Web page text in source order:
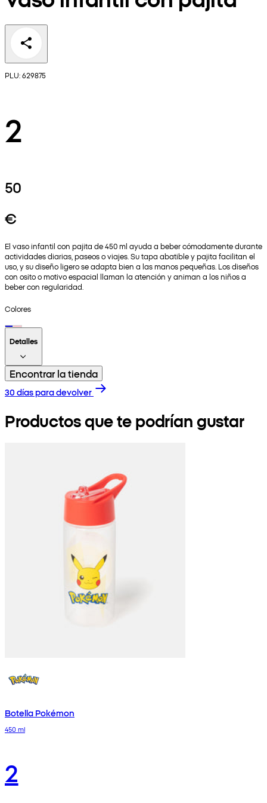
PLU: 629875
2
50
€
El vaso infantil con pajita de 450 ml ayuda a beber cómodamente durante
actividades diarias, paseos o viajes. Su tapa abatible y pajita facilitan el
uso, y su diseño ligero se adapta bien a las manos pequeñas. Los diseños
con osito o motivo espacial llaman la atención y animan a los niños a
beber con regularidad.
Colores
Detalles
Encontrar la tienda
30 días para devolver
Productos que te podrían gustar
Botella Pokémon
450 ml
2